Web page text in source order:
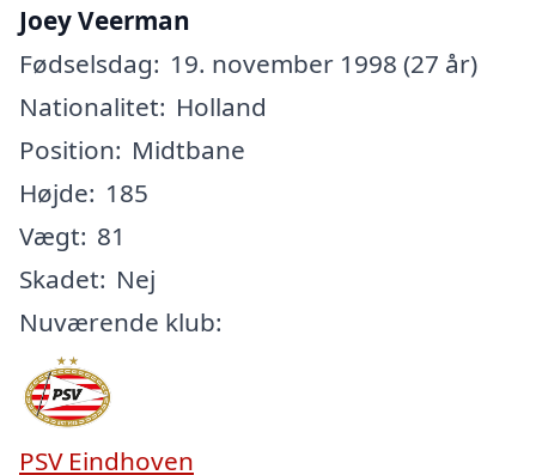
Joey Veerman
Fødselsdag: 19. november 1998 (27 år)
Nationalitet: Holland
Position: Midtbane
Højde: 185
Vægt: 81
Skadet: Nej
Nuværende klub:
PSV Eindhoven